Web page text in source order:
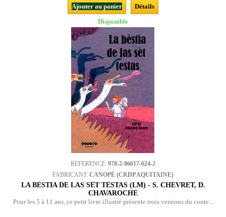
Ajouter au panier
Détails
Disponible
REFERENCE: 978-2-86617-624-2
FABRICANT: CANOPÉ (CRDP AQUITAINE)
LA BÈSTIA DE LAS SÈT TÈSTAS (LM) - S. CHEVRET, D.
CHAVAROCHE
Pour les 5 à 11 ans, ce petit livre illustré présente trois versions du conte...